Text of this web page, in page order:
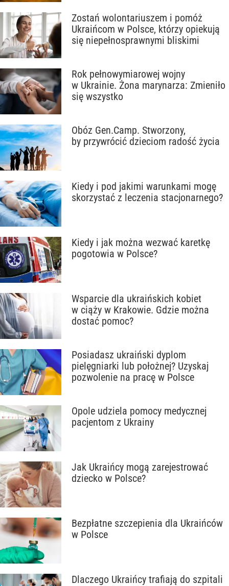
Zostań wolontariuszem i pomóż
Ukraińcom w Polsce, którzy opiekują
się niepełnosprawnymi bliskimi
Rok pełnowymiarowej wojny
w Ukrainie. Żona marynarza: Zmieniło
się wszystko
Obóz Gen.Camp. Stworzony,
by przywrócić dzieciom radość życia
Kiedy i pod jakimi warunkami mogę
skorzystać z leczenia stacjonarnego?
Kiedy i jak można wezwać karetkę
pogotowia w Polsce?
Wsparcie dla ukraińskich kobiet
w ciąży w Krakowie. Gdzie można
dostać pomoc?
Posiadasz ukraiński dyplom
pielęgniarki lub położnej? Uzyskaj
pozwolenie na pracę w Polsce
Opole udziela pomocy medycznej
pacjentom z Ukrainy
Jak Ukraińcy mogą zarejestrować
dziecko w Polsce?
Bezpłatne szczepienia dla Ukraińców
w Polsce
Dlaczego Ukraińcy trafiają do szpitali